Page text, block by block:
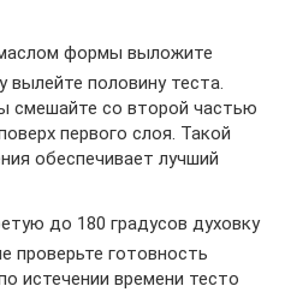
формы выложите
вылейте половину теста.
смешайте со второй частью
первого слоя. Такой
обеспечивает лучший
до 180 градусов духовку
проверьте готовность
истечении времени тесто